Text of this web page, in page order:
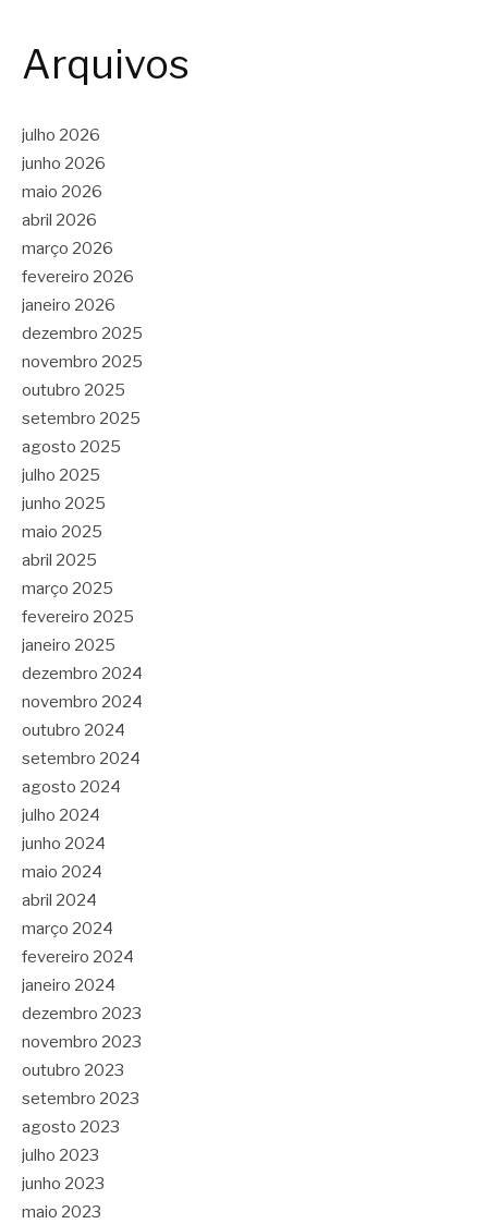
Arquivos
julho 2026
junho 2026
maio 2026
abril 2026
março 2026
fevereiro 2026
janeiro 2026
dezembro 2025
novembro 2025
outubro 2025
setembro 2025
agosto 2025
julho 2025
junho 2025
maio 2025
abril 2025
março 2025
fevereiro 2025
janeiro 2025
dezembro 2024
novembro 2024
outubro 2024
setembro 2024
agosto 2024
julho 2024
junho 2024
maio 2024
abril 2024
março 2024
fevereiro 2024
janeiro 2024
dezembro 2023
novembro 2023
outubro 2023
setembro 2023
agosto 2023
julho 2023
junho 2023
maio 2023